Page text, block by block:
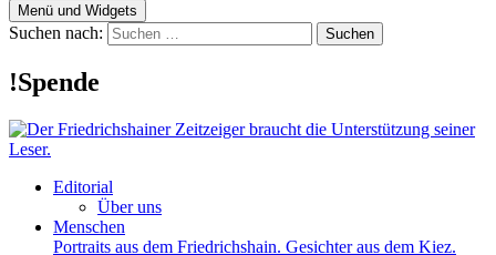
Menü und Widgets
Suchen nach:
!Spende
Editorial
Über uns
Menschen
Portraits aus dem Friedrichshain. Gesichter aus dem Kiez.